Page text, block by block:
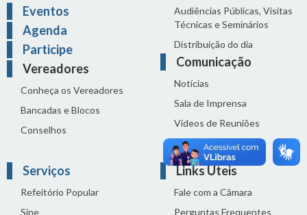
Eventos
Agenda
Participe
Vereadores
Conheça os Vereadores
Bancadas e Blocos
Conselhos
Audiências Públicas, Visitas
Técnicas e Seminários
Distribuição do dia
Comunicação
Notícias
Sala de Imprensa
Vídeos de Reuniões
Solenidades
Serviços
Refeitório Popular
Sine
Links Úteis
Fale com a Câmara
Perguntas Frequentes